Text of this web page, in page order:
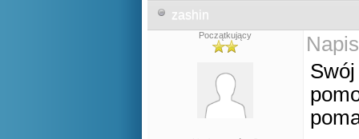
zashin
Początkujący